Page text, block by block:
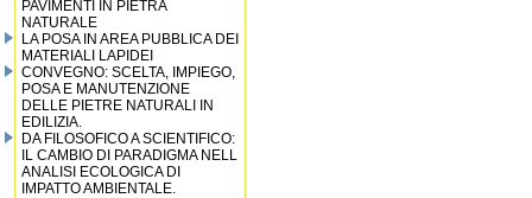
PAVIMENTI IN PIETRA
NATURALE
LA POSA IN AREA PUBBLICA DEI
MATERIALI LAPIDEI
CONVEGNO: SCELTA, IMPIEGO,
POSA E MANUTENZIONE
DELLE PIETRE NATURALI IN
EDILIZIA.
DA FILOSOFICO A SCIENTIFICO:
IL CAMBIO DI PARADIGMA NELL
ANALISI ECOLOGICA DI
IMPATTO AMBIENTALE.